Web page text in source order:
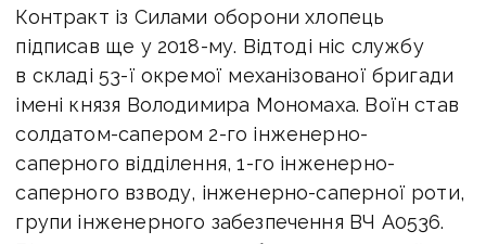
Контракт із Силами оборони хлопець
підписав ще у 2018-му. Відтоді ніс службу
в складі 53-ї окремої механізованої бригади
імені князя Володимира Мономаха. Воїн став
солдатом-сапером 2-го інженерно-
саперного відділення, 1-го інженерно-
саперного взводу, інженерно-саперної роти,
групи інженерного забезпечення ВЧ А0536.